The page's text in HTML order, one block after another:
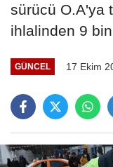
sürücü O.A'ya
ihlalinden 9
GÜNCEL 17 Ekim